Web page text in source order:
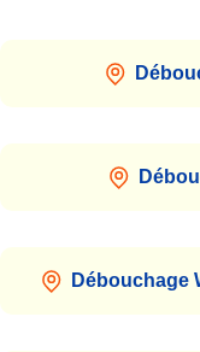
Débouchage